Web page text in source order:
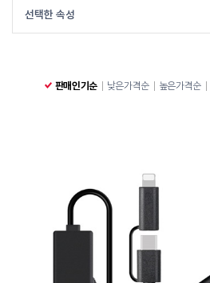
선택한 속성
판매인기순 낮은가격순 높은가격순